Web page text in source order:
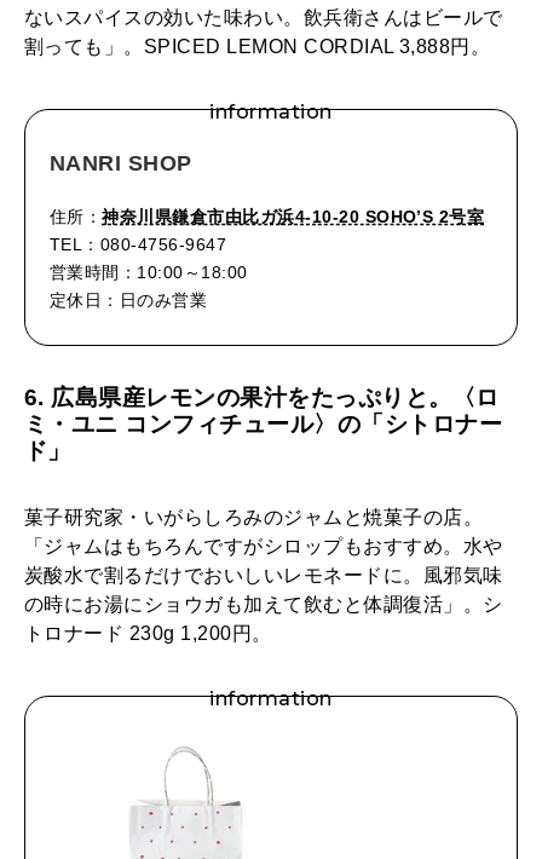
ないスパイスの効いた味わい。飲兵衛さんはビールで
割っても」。SPICED LEMON CORDIAL 3,888円。
information
NANRI SHOP
住所：神奈川県鎌倉市由比ガ浜4-10-20 SOHO’S 2号室
TEL：080-4756-9647
営業時間：10:00～18:00
定休日：日のみ営業
6. 広島県産レモンの果汁をたっぷりと。〈ロ
ミ・ユニ コンフィチュール〉の「シトロナー
ド」
菓子研究家・いがらしろみのジャムと焼菓子の店。
「ジャムはもちろんですがシロップもおすすめ。水や
炭酸水で割るだけでおいしいレモネードに。風邪気味
の時にお湯にショウガも加えて飲むと体調復活」。シ
トロナード 230g 1,200円。
information